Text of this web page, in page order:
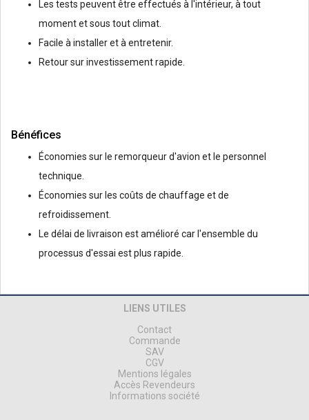
Les tests peuvent être effectués à l'intérieur, à tout
moment et sous tout climat.
Facile à installer et à entretenir.
Retour sur investissement rapide.
Bénéfices
Économies sur le remorqueur d'avion et le personnel
technique.
Économies sur les coûts de chauffage et de
refroidissement.
Le délai de livraison est amélioré car l'ensemble du
processus d'essai est plus rapide.
LIENS UTILES
Contact
Commande
SAV
CGV
Mentions légales
Accès Revendeurs
Informations société